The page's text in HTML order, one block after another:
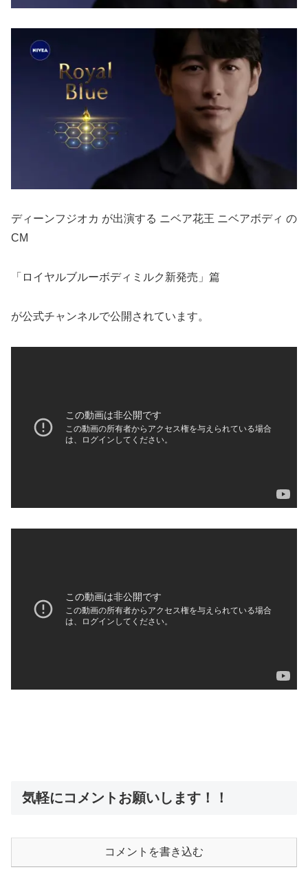
ディーンフジオカ が出演する ニベア花王 ニベアボディ の
CM
「ロイヤルブルーボディミルク新発売」篇
が公式チャンネルで公開されています。
気軽にコメントお願いします！！
コメントを書き込む